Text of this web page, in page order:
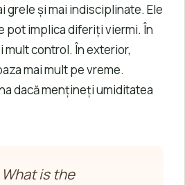
grele și mai indisciplinate. Ele
pot implica diferiți viermi. În
control. În exterior,
mai mult pe vreme.
dacă mențineți umiditatea
is the